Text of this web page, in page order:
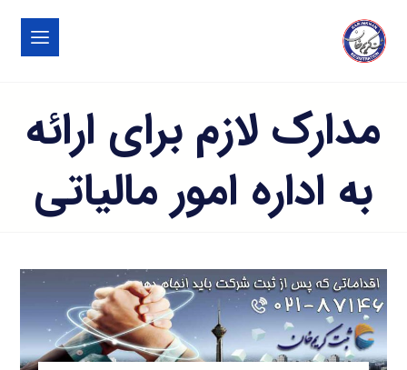
مدارک لازم برای ارائه
به اداره امور مالیاتی